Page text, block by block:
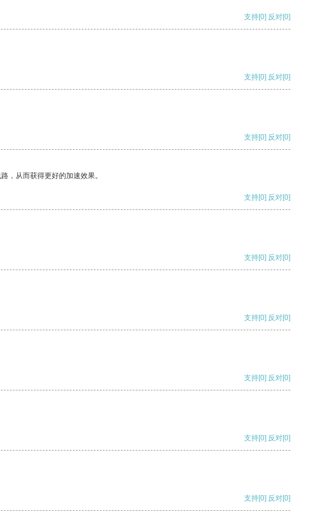
支持[0] 反对[0]
支持[0] 反对[0]
支持[0] 反对[0]
，从而获得更好的加速效果。
支持[0] 反对[0]
支持[0] 反对[0]
支持[0] 反对[0]
支持[0] 反对[0]
支持[0] 反对[0]
支持[0] 反对[0]